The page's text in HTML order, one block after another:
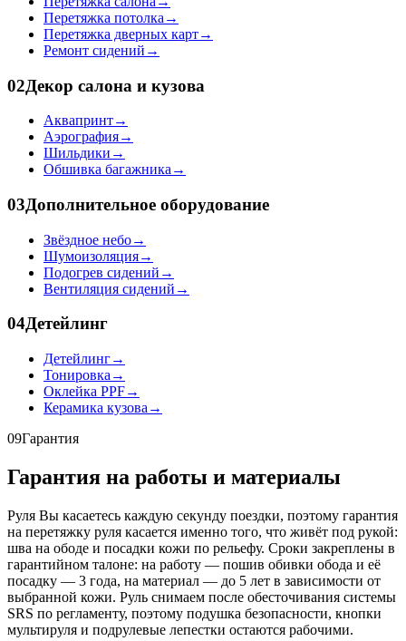
Перетяжка потолка →
Перетяжка дверных карт→
Ремонт сидений →
02Декор салона и кузова
Аквапринт→
Аэрография→
Шильдики →
Обшивка багажника →
03Дополнительное оборудование
Звёздное небо→
Шумоизоляция→
Подогрев сидений →
Вентиляция сидений →
04Детейлинг
Детейлинг→
Тонировка →
Оклейка PPF→
Керамика кузова →
09Гарантия
Гарантия на работы и материалы
Руля Вы касаетесь каждую секунду поездки, поэтому гарантия
на перетяжку руля касается именно того, что живёт под рукой:
шва на ободе и посадки кожи по рельефу. Сроки закреплены в
гарантийном талоне: на работу — пошив обивки обода и её
посадку — 3 года, на материал — до 5 лет в зависимости от
выбранной кожи. Руль снимаем после обесточивания системы
SRS по регламенту, поэтому подушка безопасности, кнопки
мультируля и подрулевые лепестки остаются рабочими.